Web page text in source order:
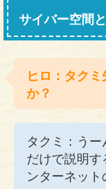
サイバー空間
ヒロ：タク
か？
タクミ：う
だけで説明す
ンターネット